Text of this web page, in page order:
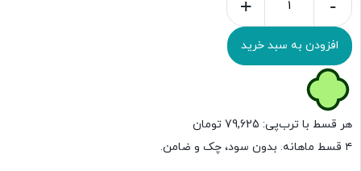
-
+
افزودن به سبد خرید
هر قسط با ترب‌پی: 79,625 تومان
۴ قسط ماهانه. بدون سود، چک و ضامن.